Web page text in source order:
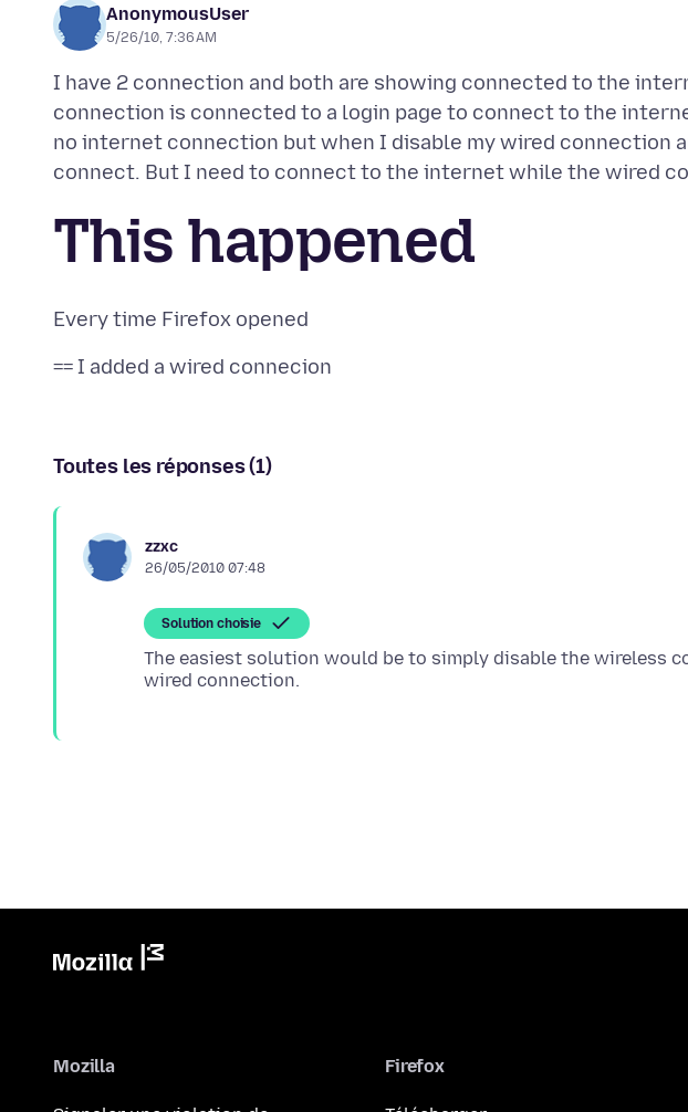
AnonymousUser
5/26/10, 7:36 AM
I have 2 connection and both are showing connected to the
connection is connected to a login page to connect to the
no internet connection but when I disable my wired connection
This happened
Toutes les réponses (1)
zzxc
26/05/2010 07:48
Solution choisie
The easiest solution would be to simply disable the wireless
Mozilla Firefox